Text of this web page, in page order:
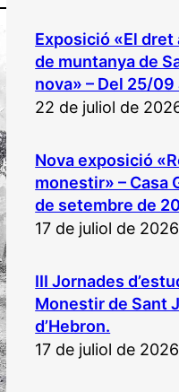
Exposició «El
de muntanya de
nova» – Del 25/09
22 de juliol de
Nova exposició
monestir» – Casa
de setembre de
17 de juliol de 2026
III Jornades
Monestir de Sant
d’Hebron.
17 de juliol de 2026